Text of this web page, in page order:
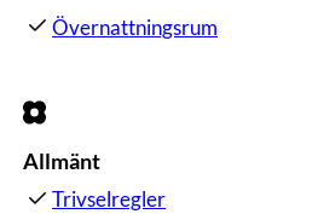
Övernattningsrum
Allmänt
Trivselregler